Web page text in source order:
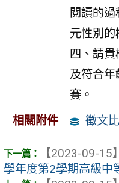
閱讀的
元性別的
四、請
及符合
賽。
相關附件
徵文
【2023-09-15】
學年度第2學期高級中